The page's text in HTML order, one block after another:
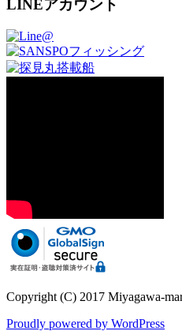
LINEアカウント
Copyright (C) 2017 Miyagawa-
Proudly powered by WordPress